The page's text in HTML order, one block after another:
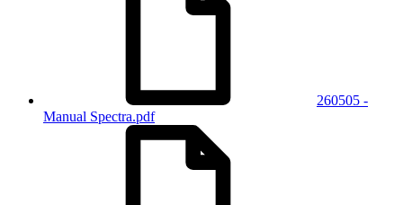
260505 -
Manual Spectra.pdf